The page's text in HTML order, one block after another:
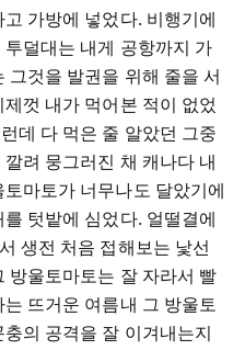
가방에 넣었다. 비행기에
덜대는 내게 공항까지 가
그것을 발권을 위해 줄을 서
껏 내가 먹어본 적이 없었
데 다 먹은 줄 알았던 그중
려 뭉그러진 채 캐나다 내
마토가 너무나도 달았기에
텃밭에 심었다. 얼떨결에
생전 처음 접해보는 낯선
방울토마토는 잘 자라서 빨
뜨거운 여름내 그 방울토
의 공격을 잘 이겨내는지